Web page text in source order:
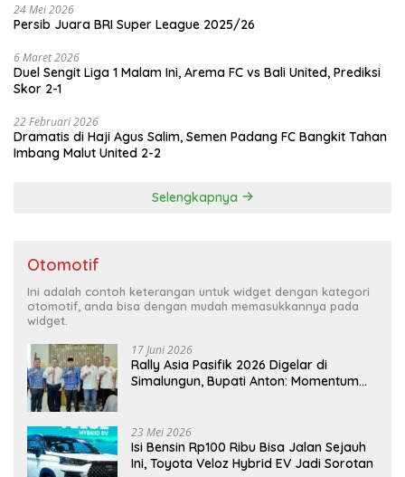
24 Mei 2026
Persib Juara BRI Super League 2025/26
6 Maret 2026
Duel Sengit Liga 1 Malam Ini, Arema FC vs Bali United, Prediksi
Skor 2-1
22 Februari 2026
Dramatis di Haji Agus Salim, Semen Padang FC Bangkit Tahan
Imbang Malut United 2-2
Selengkapnya
Otomotif
Ini adalah contoh keterangan untuk widget dengan kategori
otomotif, anda bisa dengan mudah memasukkannya pada
widget.
17 Juni 2026
Rally Asia Pasifik 2026 Digelar di
Simalungun, Bupati Anton: Momentum
23 Mei 2026
Isi Bensin Rp100 Ribu Bisa Jalan Sejauh
Ini, Toyota Veloz Hybrid EV Jadi Sorotan